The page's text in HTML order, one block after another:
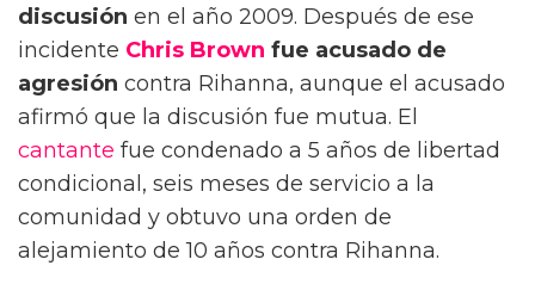
discusión en el año 2009. Después de ese
incidente Chris Brown fue acusado de
agresión contra Rihanna, aunque el acusado
afirmó que la discusión fue mutua. El
cantante fue condenado a 5 años de libertad
condicional, seis meses de servicio a la
comunidad y obtuvo una orden de
alejamiento de 10 años contra Rihanna.